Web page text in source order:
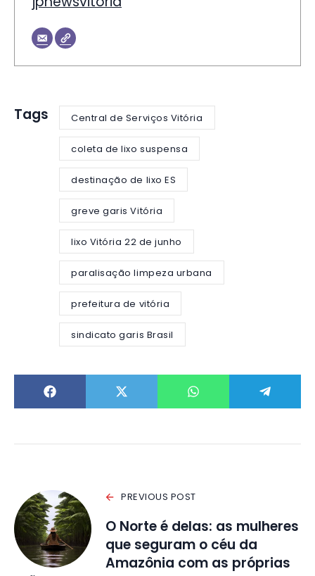
Tags Central de Serviços Vitória
coleta de lixo suspensa
destinação de lixo ES
greve garis Vitória
lixo Vitória 22 de junho
paralisação limpeza urbana
prefeitura de vitória
sindicato garis Brasil
PREVIOUS POST
O Norte é delas: as mulheres
que seguram o céu da
Amazônia com as próprias